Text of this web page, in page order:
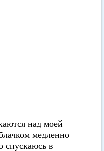
над моей
медленно
спускаюсь в